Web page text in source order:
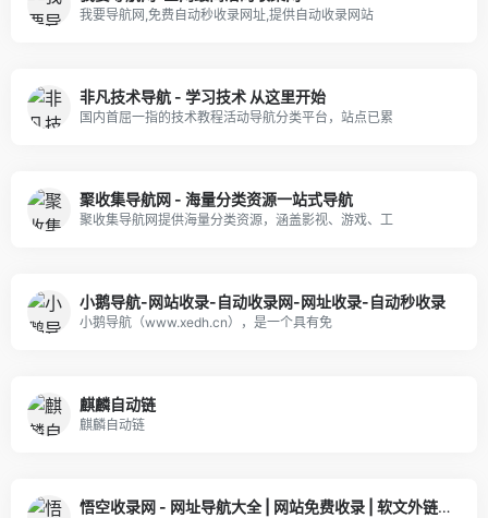
我要导航网,免费自动秒收录网址,提供自动收录网站
非凡技术导航 - 学习技术 从这里开始
国内首屈一指的技术教程活动导航分类平台，站点已累
聚收集导航网 - 海量分类资源一站式导航
聚收集导航网提供海量分类资源，涵盖影视、游戏、工
小鹅导航-网站收录-自动收录网-网址收录-自动秒收录
小鹅导航（www.xedh.cn），是一个具有免
麒麟自动链
麒麟自动链
悟空收录网 - 网址导航大全 | 网站免费收录 | 软文外链发布平台